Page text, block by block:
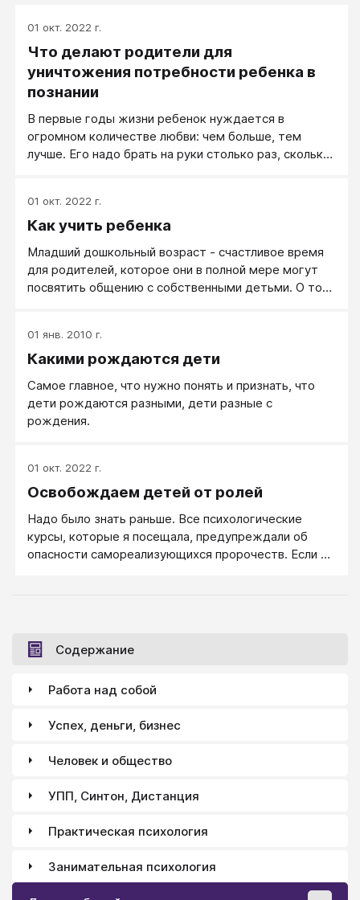
01 окт. 2022 г.
Что делают родители для
уничтожения потребности ребенка в
познании
В первые годы жизни ребенок нуждается в
огромном количестве любви: чем больше, тем
лучше. Его надо брать на руки столько раз, сколько
времени.
01 окт. 2022 г.
Как учить ребенка
Младший дошкольный возраст - счастливое время
для родителей, которое они в полной мере могут
посвятить общению с собственными детьми. О том,
американский психолог Росс Кэмпбелл: «Важно
проводить время с семьей, узнавать своих детей,
показывать им, что они для вас много значат».
01 янв. 2010 г.
Какими рождаются дети
Самое главное, что нужно понять и признать, что
дети рождаются разными, дети разные с
рождения.
01 окт. 2022 г.
Освобождаем детей от ролей
Надо было знать раньше. Все психологические
курсы, которые я посещала, предупреждали об
опасности самореализующихся пророчеств. Если на
может быть. Нужно во что бы то ни стало избегать
навешивания ярлыков. Я полностью была с этим
как об «упрямом ребенке».
Содержание
Работа над собой
Успех, деньги, бизнес
Человек и общество
УПП, Синтон, Дистанция
Практическая психология
Занимательная психология